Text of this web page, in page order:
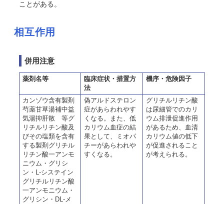
ことがある。
相互作用
併用注意
薬剤名等
臨床症状・措置方
法
機序・危険因子
カンゾウ含有製剤
芍薬甘草湯補中益
気湯抑肝散 等グ
リチルリチン酸及
びその塩類を含有
する製剤グリチル
リチン酸一アンモ
ニウム・グリシ
ン・L-システイン
グリチルリチン酸
一アンモニウム・
グリシン・DL-メ
偽アルドステロン
症があらわれやす
くなる。また、低
カリウム血症の結
果として、ミオパ
チーがあらわれや
すくなる。
グリチルリチン酸
は尿細管でのカリ
ウム排泄促進作用
があるため、血清
カリウム値の低下
が促進されること
が考えられる。